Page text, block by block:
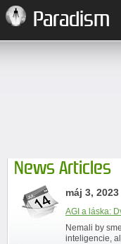
Paradism
News Articles
máj 3, 2023
AGI a láska:
Nemali by
inteligencie,